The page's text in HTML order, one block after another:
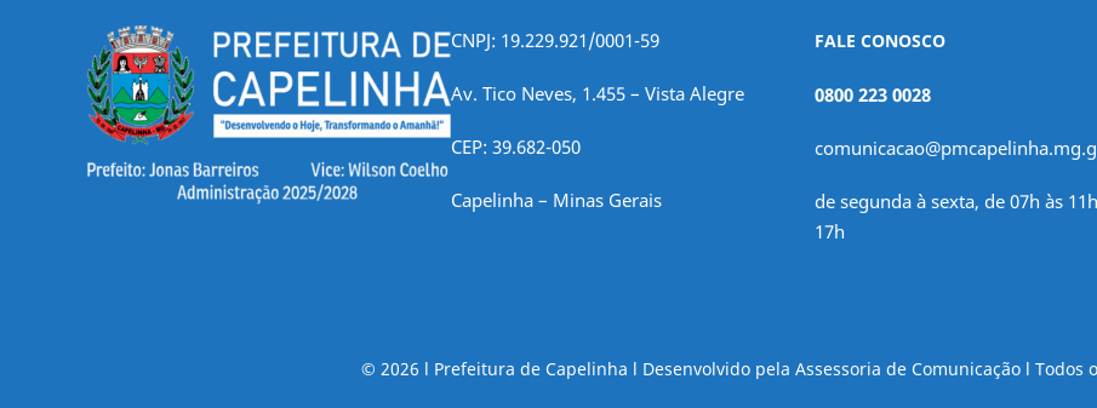
CNPJ: 19.229.921/0001-59
Av. Tico Neves, 1.455 – Vista Alegre
CEP: 39.682-050
Capelinha – Minas Gerais
FALE CONOSCO
0800 223 0028
de segunda à sexta, de 07h às
17h
© 2026 l Prefeitura de Capelinha l Desenvolvido pela Assessoria de Comunicação l Todos